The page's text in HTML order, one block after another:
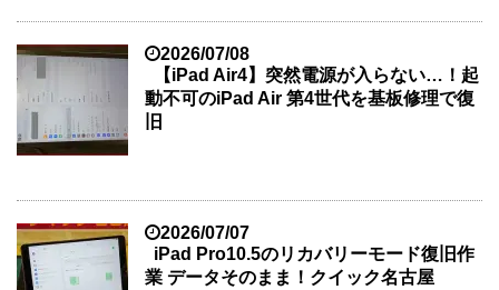
2026/07/08
【iPad Air4】突然電源が入らない…！起
動不可のiPad Air 第4世代を基板修理で復
旧
2026/07/07
iPad Pro10.5のリカバリーモード復旧作
業 データそのまま！クイック名古屋